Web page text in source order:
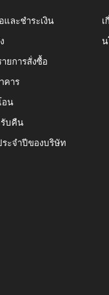
และชำระเงิน
ยการสั่งซื้อ
คาร
อน
บคืน
ะจำปีของบริษัท
น